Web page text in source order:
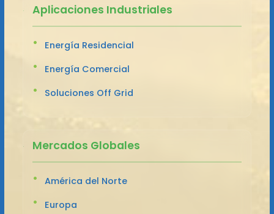
Aplicaciones Industriales
Energía Residencial
Energía Comercial
Soluciones Off Grid
Mercados Globales
América del Norte
Europa